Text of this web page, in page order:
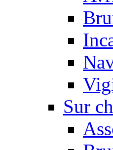
Sur